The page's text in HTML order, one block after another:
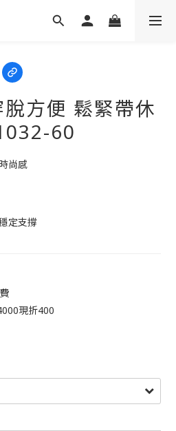
脫方便 鬆緊帶休
60
尚感
定支撐
現折400